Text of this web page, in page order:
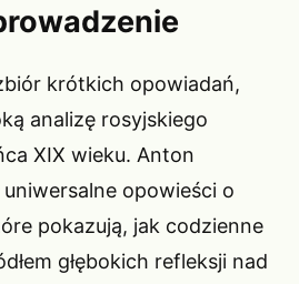
krótkich opowiadań,
analizę rosyjskiego
XIX wieku. Anton
opowieści o
pokazują, jak codzienne
głębokich refleksji nad